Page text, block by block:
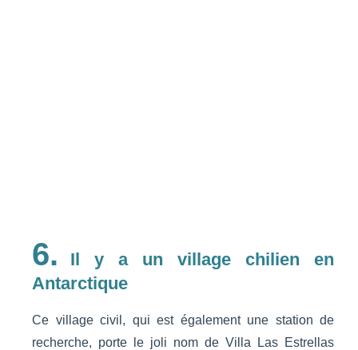
6.
Il y a un village chilien en
Antarctique
Ce village civil, qui est également une station de
recherche, porte le joli nom de Villa Las Estrellas